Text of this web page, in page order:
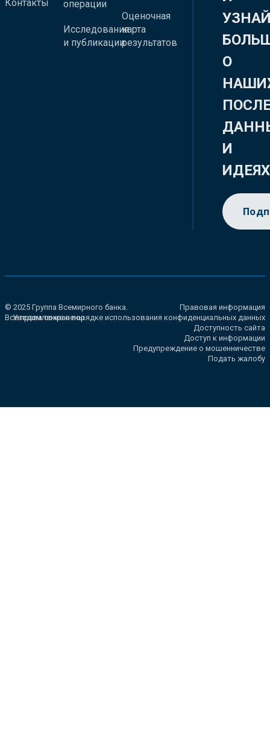
Контакты
операции
Исследования
и публикации
Оценочная
карта
результатов
О
И
ИДЕЯХ
© 2025 Группа Всемирного банка.
Все права сохранены.
Правовая информация
Уведомление о порядке использования конфиденциальных данных
Доступность сайта
Доступ к информации
Предупреждение о мошенничестве
Подать жалобу